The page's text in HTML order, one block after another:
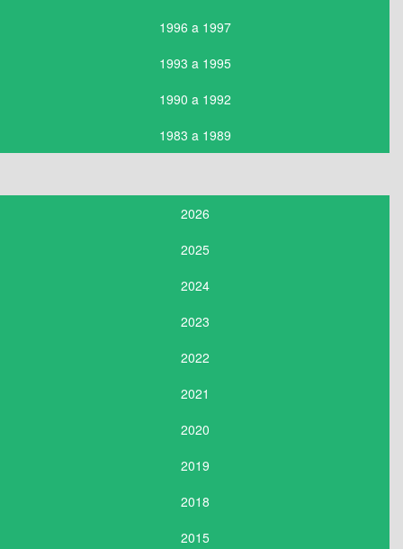
1996 a 1997
1993 a 1995
1990 a 1992
1983 a 1989
2026
2025
2024
2023
2022
2021
2020
2019
2018
2015